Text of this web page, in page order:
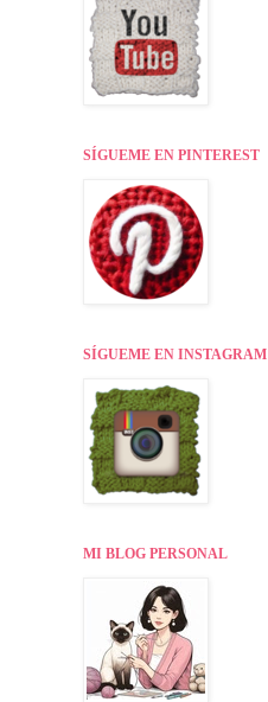
SÍGUEME EN PINTEREST
SÍGUEME EN INSTAGRAM
MI BLOG PERSONAL